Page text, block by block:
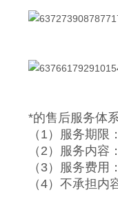
*的售后服务体
（1）服务期
（2）服务内
（3）服务费用
（4）不承担